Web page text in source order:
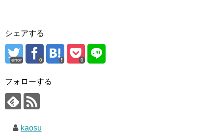
シェアする
error 0 0
フォローする
kaosu